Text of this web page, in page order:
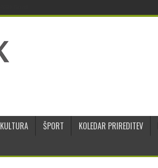
KULTURA ŠPORT KOLEDAR PRIREDITEV